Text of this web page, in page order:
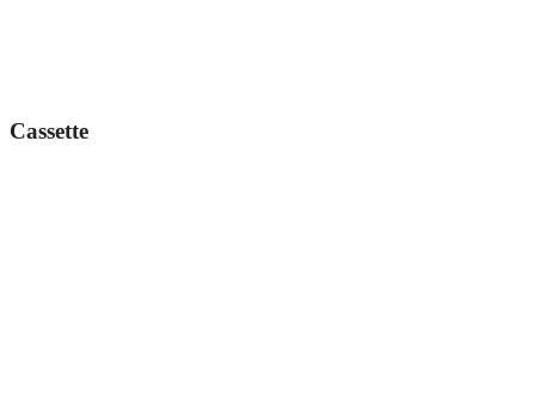
Cassette